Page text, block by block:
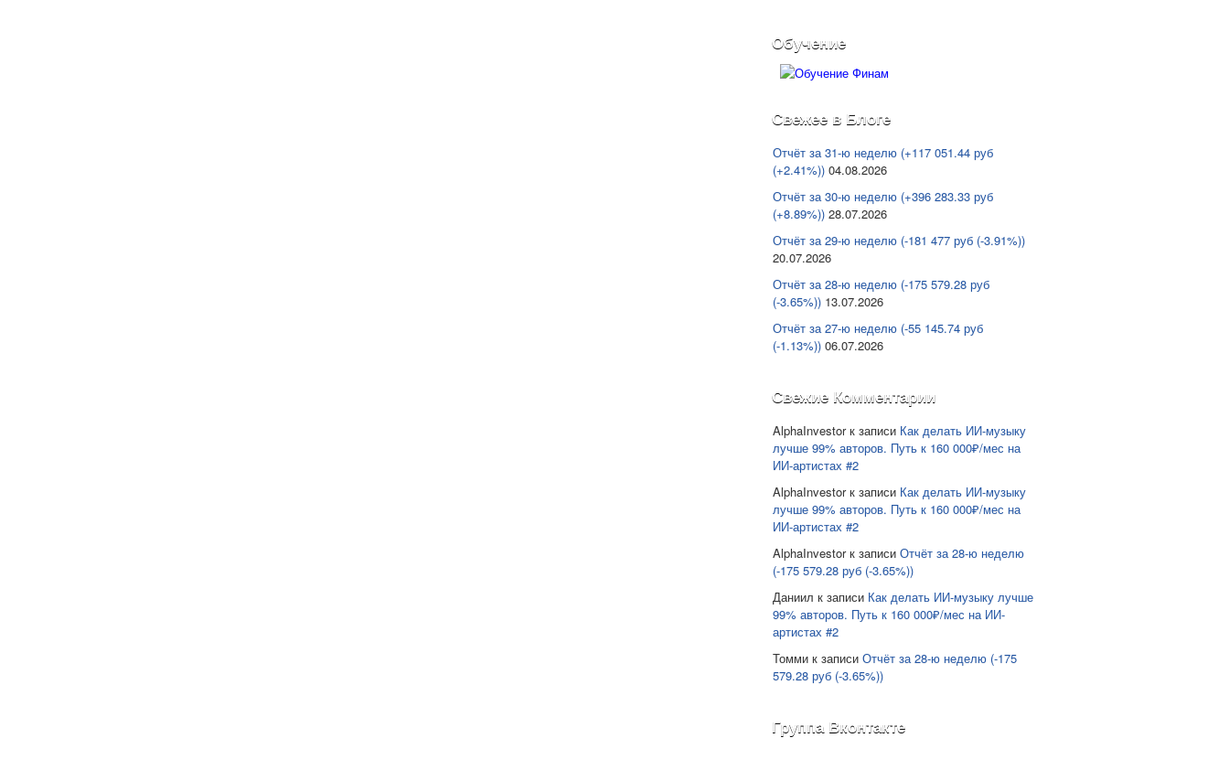
Обучение
Свежее в Блоге
Отчёт за 31-ю неделю (+117 051.44 руб
(+2.41%)) 04.08.2026
Отчёт за 30-ю неделю (+396 283.33 руб
(+8.89%)) 28.07.2026
Отчёт за 29-ю неделю (-181 477 руб (-3.91%))
20.07.2026
Отчёт за 28-ю неделю (-175 579.28 руб
(-3.65%)) 13.07.2026
Отчёт за 27-ю неделю (-55 145.74 руб
(-1.13%)) 06.07.2026
Свежие Комментарии
AlphaInvestorк записи Как делать ИИ-музыку
лучше 99% авторов. Путь к 160 000₽/мес на
ИИ-артистах #2
AlphaInvestorк записи Как делать ИИ-музыку
лучше 99% авторов. Путь к 160 000₽/мес на
ИИ-артистах #2
AlphaInvestorк записи Отчёт за 28-ю неделю
(-175 579.28 руб (-3.65%))
Даниил к записи Как делать ИИ-музыку лучше
99% авторов. Путь к 160 000₽/мес на ИИ-
артистах #2
Томми к записи Отчёт за 28-ю неделю (-175
579.28 руб (-3.65%))
Группа Вконтакте